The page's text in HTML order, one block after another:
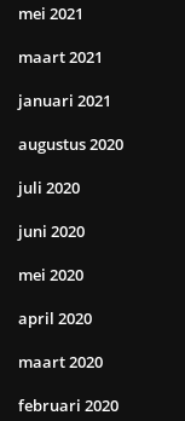
mei 2021
maart 2021
januari 2021
augustus 2020
juli 2020
juni 2020
mei 2020
april 2020
maart 2020
februari 2020